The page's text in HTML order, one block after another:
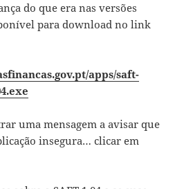
do que era nas versões
para download no link
apps/saft-
uma mensagem a avisar que
insegura… clicar em